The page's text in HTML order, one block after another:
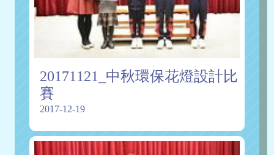
20171121_中秋環保花燈設計比
賽
2017-12-19